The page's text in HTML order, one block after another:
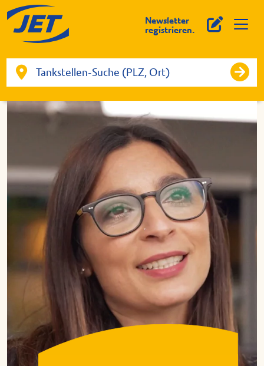
Newsletter
registrieren.